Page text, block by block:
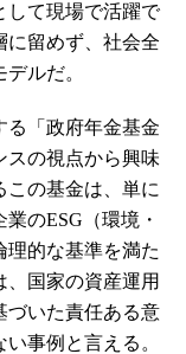
して現場で活躍で
に留めず、社会全
ルだ。
る「政府年金基金
スの視点から興味
この基金は、単に
業のESG （環境・
理的な基準を満た
国家の資産運用
づいた責任ある意
事例と言える。